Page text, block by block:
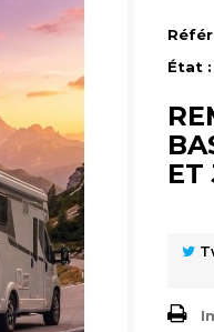
État :
ET